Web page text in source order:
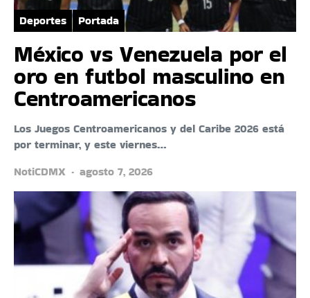
Deportes Portada
México vs Venezuela por el
oro en futbol masculino en
Centroamericanos
Los Juegos Centroamericanos y del Caribe 2026 está
por terminar, y este viernes…
NotiCDMX
agosto 7, 2026